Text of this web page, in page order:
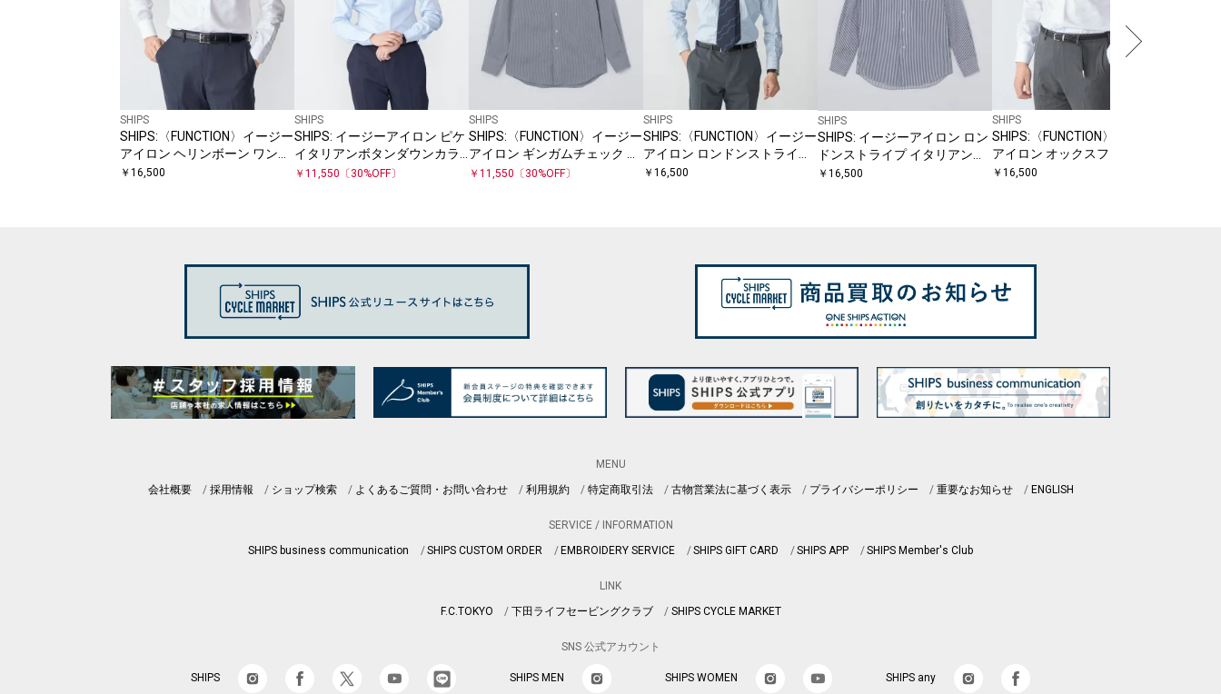
SHIPS
SHIPS:〈FUNCTION〉イージー
アイロン ヘリンボーン ワンピ
ースカラー シャツ
￥ 16,500
SHIPS
SHIPS: イージーアイロン ピケ
イタリアンボタンダウンカラ
ー シャツ
￥ 11,550 〔 30%OFF〕
SHIPS
SHIPS:〈FUNCTION〉イージー
アイロン ギンガムチェック イ
タリアン ボタンダウン シャツ
￥ 11,550 〔 30%OFF〕
SHIPS
SHIPS:〈FUNCTION〉イージー
アイロン ロンドンストライプ
ワイドカラー シャツ
￥ 16,500
SHIPS
SHIPS: イージーアイロン ロン
ドンストライプ イタリアンカ
ラー ボタンダウン シャツ
￥ 16,500
SHIPS
SHIPS:〈FUNCTION〉イージー
アイロン オックスフォード イ
タリアン ボタンダウン シャツ
￥ 16,500
MENU
会社概要
採用情報 ショップ検索 よくあるご質問・お問い合わせ 利用規約 特定商取引法 古物営業法に基づく表示 プライバシーポリシー 重要なお知らせ ENGLISH
SERVICE / INFORMATION
SHIPS business communication
SHIPS CUSTOM ORDER EMBROIDERY SERVICE SHIPS GIFT CARD SHIPS APP SHIPS Member's Club
LINK
F.C.TOKYO
下田ライフセービングクラブ SHIPS CYCLE MARKET
SNS 公式アカウント
SHIPS SHIPS MEN SHIPS WOMEN SHIPS any